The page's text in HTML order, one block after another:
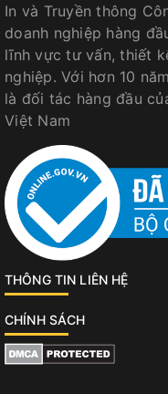
In và Truyền thông
doanh nghiệp hàng
lĩnh vực tư vấn, thiết
nghiệp. Với hơn 10
là đối tác hàng đầu
Việt Nam
THÔNG TIN LIÊN HỆ
CHÍNH SÁCH